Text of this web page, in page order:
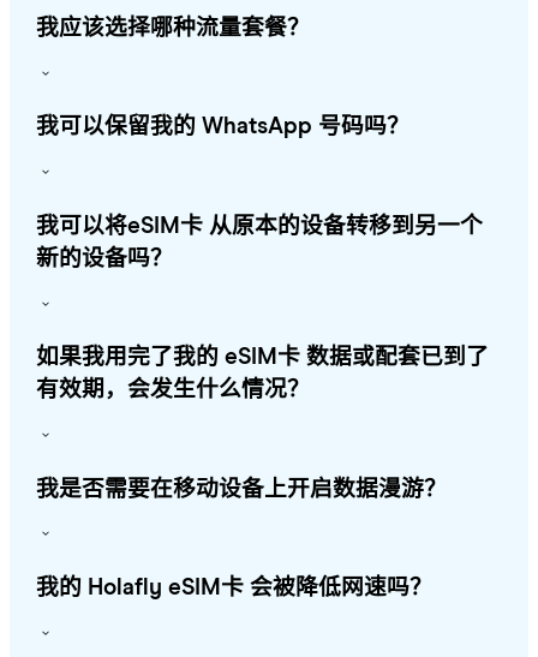
我应该选择哪种流量套餐？
我可以保留我的 WhatsApp 号码吗？
我可以将eSIM卡 从原本的设备转移到另一个
新的设备吗？
如果我用完了我的 eSIM卡 数据或配套已到了
有效期，会发生什么情况？
我是否需要在移动设备上开启数据漫游？
我的 Holafly eSIM卡 会被降低网速吗？